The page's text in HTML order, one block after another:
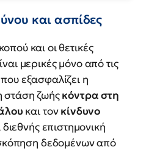
και ασπίδες
και οι θετικές
μερικές μόνο από τις
εξασφαλίζει η
στάση ζωήςκόντρα στη
και τονκίνδυνο
επιστημονική
δεδομένων από